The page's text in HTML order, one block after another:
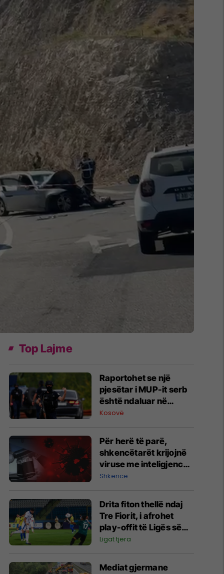
Top Lajme
Raportohet se një
pjesëtar i MUP-it serb
është ndaluar në
Jarinë
Kosovë
Për herë të parë,
shkencëtarët krijojnë
viruse me inteligjencë
artificiale
Shkencë
Drita fiton thellë ndaj
Tre Fiorit, i afrohet
play-offit të Ligës së
Konferencës
Ligat tjera
Mediat gjermane